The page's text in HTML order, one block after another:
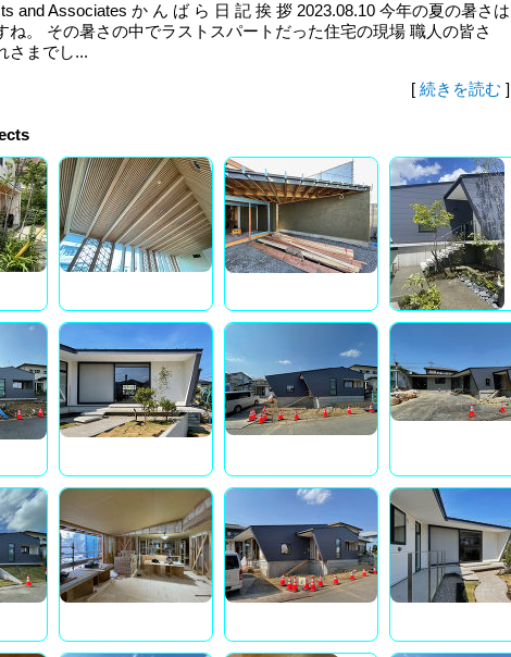
and Associates か ん ば ら 日 記 挨 拶 2023.08.10 今年の夏の暑さは
ね。 その暑さの中でラストスパートだった住宅の現場 職人の皆さ
さまでし...
[ 続きを読む ]